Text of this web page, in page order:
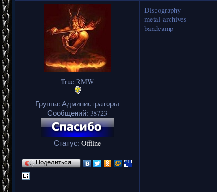
True RMW
Группа: Администраторы
Сообщений: 38723
Статус: Offline
Поделиться…
Discography
metal-archives
bandcamp